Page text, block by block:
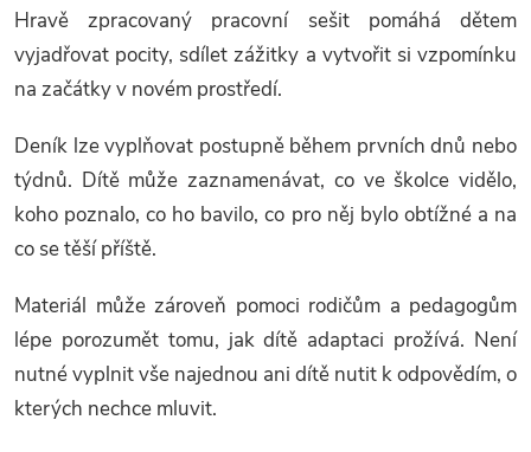
Hravě zpracovaný pracovní sešit pomáhá dětem
vyjadřovat pocity, sdílet zážitky a vytvořit si vzpomínku
na začátky v novém prostředí.
Deník lze vyplňovat postupně během prvních dnů nebo
týdnů. Dítě může zaznamenávat, co ve školce vidělo,
koho poznalo, co ho bavilo, co pro něj bylo obtížné a na
co se těší příště.
Materiál může zároveň pomoci rodičům a pedagogům
lépe porozumět tomu, jak dítě adaptaci prožívá. Není
nutné vyplnit vše najednou ani dítě nutit k odpovědím, o
kterých nechce mluvit.